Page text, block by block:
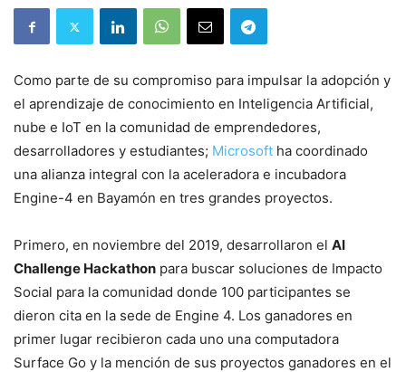
Como parte de su compromiso para impulsar la adopción y
el aprendizaje de conocimiento en Inteligencia Artificial,
nube e IoT en la comunidad de emprendedores,
desarrolladores y estudiantes; Microsoft ha coordinado
una alianza integral con la aceleradora e incubadora
Engine-4 en Bayamón en tres grandes proyectos.
Primero, en noviembre del 2019, desarrollaron el AI
Challenge Hackathon para buscar soluciones de Impacto
Social para la comunidad donde 100 participantes se
dieron cita en la sede de Engine 4. Los ganadores en
primer lugar recibieron cada uno una computadora
Surface Go y la mención de sus proyectos ganadores en el